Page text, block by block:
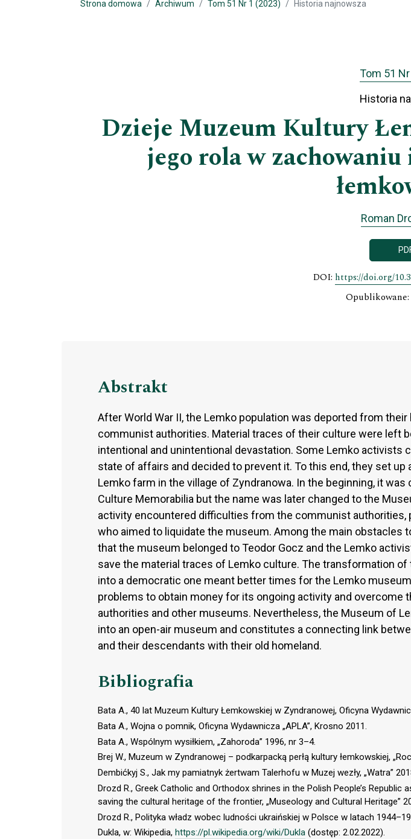
Strona domowa Archiwum Tom 51 Nr 1 (2023) Historia najnowsza
Tom 51
Historia
Dzieje Muzeum Kultury
jego rola w
Roman
DOI: https://doi.org/
Opublikowane:
Abstrakt
After World War II, the Lemko population was deported from their
communist authorities. Material traces of their culture were left
intentional and unintentional devastation. Some Lemko activists
state of affairs and decided to prevent it. To this end, they set up
Lemko farm in the village of Zyndranowa. In the beginning, it was
Culture Memorabilia but the name was later changed to the
activity encountered difficulties from the communist authorities,
who aimed to liquidate the museum. Among the main obstacles
that the museum belonged to Teodor Gocz and the Lemko
save the material traces of Lemko culture. The transformation
into a democratic one meant better times for the Lemko
problems to obtain money for its ongoing activity and overcome
authorities and other museums. Nevertheless, the Museum of
into an open-air museum and constitutes a connecting link
and their descendants with their old homeland.
Bibliografia
Bata A., 40 lat Muzeum Kultury Łemkowskiej w Zyndranowej, Oficyna
Bata A., Wojna o pomnik, Oficyna Wydawnicza „APLA”, Krosno 2011.
Bata A., Wspólnym wysiłkiem, „Zahoroda” 1996, nr 3–4.
Brej W., Muzeum w Zyndranowej – podkarpacką perłą kultury łemkowskiej,
Dembićkyj S., Jak my pamiatnyk żertwam Talerhofu w Muzej wezły, „Watra”
Drozd R., Greek Catholic and Orthodox shrines in the Polish People’s Republic
saving the cultural heritage of the frontier, „Museology and Cultural Heritage”
Drozd R., Polityka władz wobec ludności ukraińskiej w Polsce w latach
Dukla, w: Wikipedia, https://pl.wikipedia.org/wiki/Dukla (dostęp: 2.02.2022).